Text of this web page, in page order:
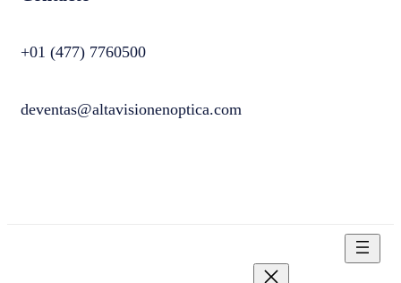
+01 (477) 7760500
deventas@altavisionenoptica.com